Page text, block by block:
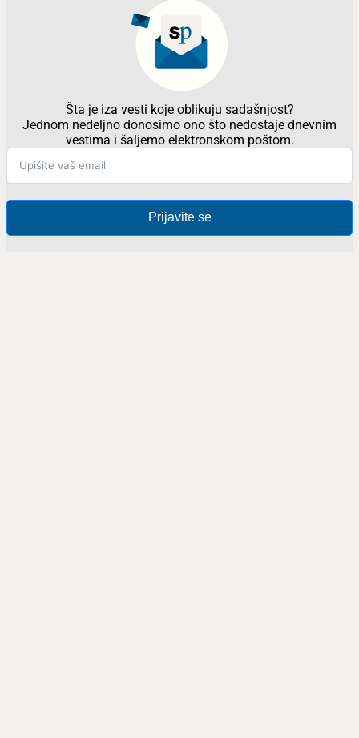
Šta je iza vesti koje oblikuju sadašnjost?
Jednom nedeljno donosimo ono što nedostaje dnevnim
vestima i šaljemo elektronskom poštom.
Prijavite se